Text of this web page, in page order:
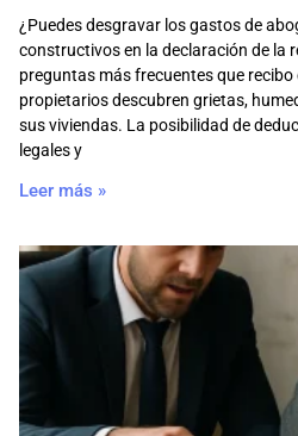
¿Puedes desgravar los gastos de
constructivos en la declaración de la
preguntas más frecuentes que
propietarios descubren grietas,
sus viviendas. La posibilidad de
legales y
Leer más »